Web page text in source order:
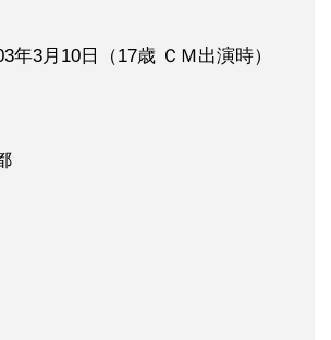
年3月10日（17歳 ＣＭ出演時）